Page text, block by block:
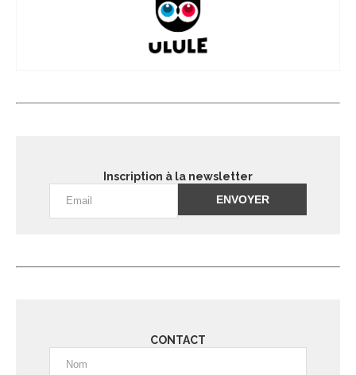
Inscription à la newsletter
CONTACT